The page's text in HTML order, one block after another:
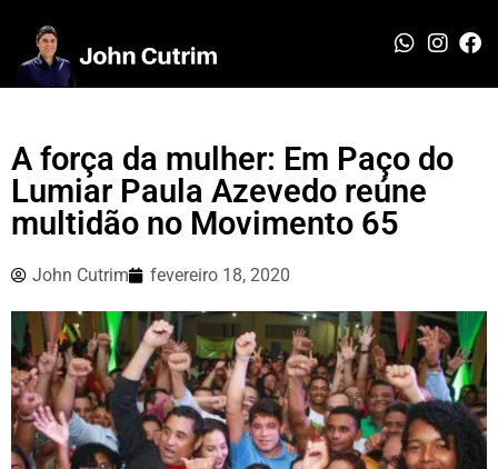
A força da mulher: Em Paço do
Lumiar Paula Azevedo reúne
multidão no Movimento 65
John Cutrim fevereiro 18, 2020